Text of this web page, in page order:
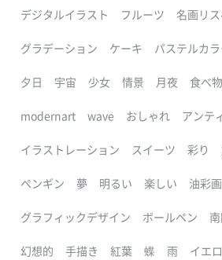
デジタルイラスト フルーツ 名画リ
グラデーション ケーキ パステルカ
夕日 宇宙 少女 情景 月夜 食べ物
modernart wave おしゃれ アンテ
イラストレーション スイーツ 彩り
ペンギン 夢 明るい 楽しい 油彩画
グラフィックデザイン ボールペン
幻想的 手描き 紅葉 蝶 雨 イエ